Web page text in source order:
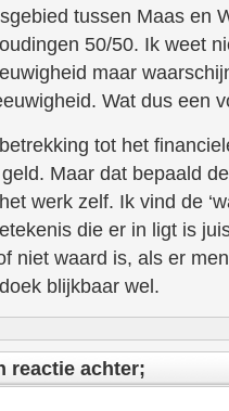
tussen Maas en
50/50. Ik weet
maar
Wat dus een
tot het
Maar dat bepaald
werk zelf. Ik vind de
die er in ligt is
niet waard is, als er
blijkbaar wel.
reactie achter;